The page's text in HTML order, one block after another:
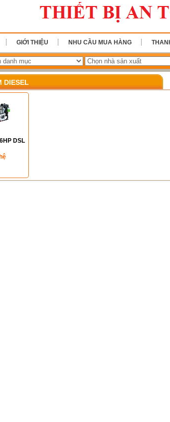
GIỚI THIỆU NHU CẦU MUA HÀNG
DIESEL
DSL